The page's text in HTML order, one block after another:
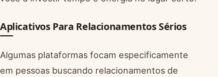
Aplicativos Para Relacionamentos Sérios
Algumas plataformas focam especificamente
em pessoas buscando relacionamentos de